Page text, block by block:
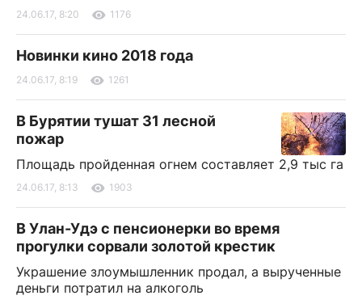
24.06.17, 8:20 1176
Новинки кино 2018 года
24.06.17, 8:19 1261
В Бурятии тушат 31 лесной
пожар
Площадь пройденная огнем составляет 2,9 тыс га
24.06.17, 8:13 1903
В Улан-Удэ с пенсионерки во время
прогулки сорвали золотой крестик
Украшение злоумышленник продал, а вырученные
деньги потратил на алкоголь